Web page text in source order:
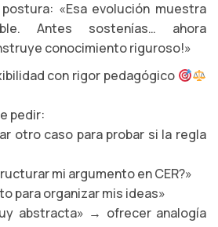
«Esa evolución muestra
Antes sostenías… ahora
conocimiento riguroso!»
con rigor pedagógico
pedir:
otro caso para probar si la regla
mi argumento en CER?»
para organizar mis ideas»
abstracta» → ofrecer analogía